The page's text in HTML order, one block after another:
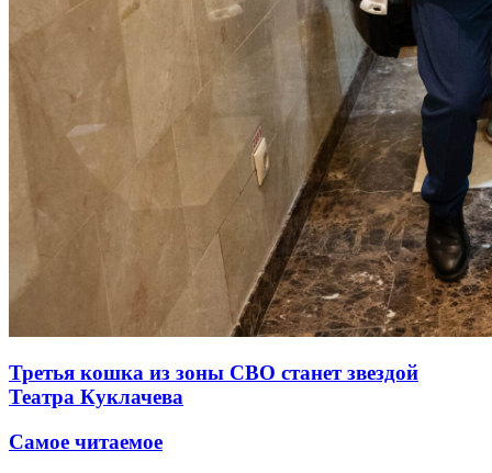
Третья кошка из зоны СВО станет звездой
Театра Куклачева
Самое читаемое